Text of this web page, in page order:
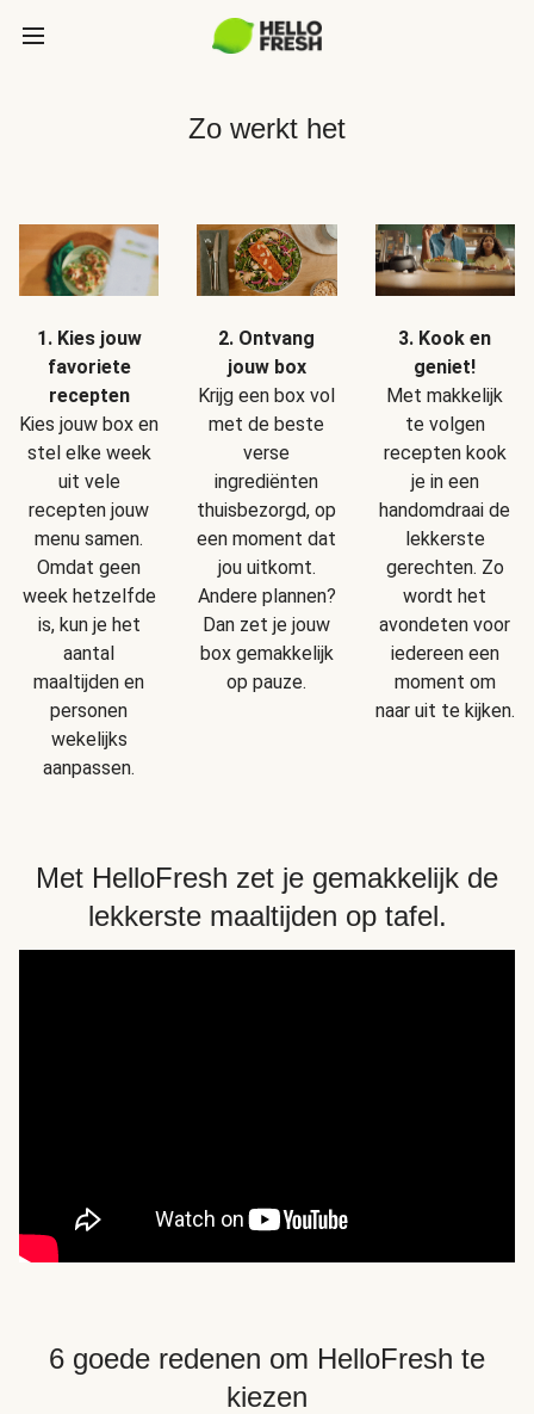
Zo werkt het
1. Kies jouw
favoriete
recepten
Kies jouw box en
stel elke week
uit vele
recepten jouw
menu samen.
Omdat geen
week hetzelfde
is, kun je het
aantal
maaltijden en
personen
wekelijks
aanpassen.
2. Ontvang
jouw box
Krijg een box vol
met de beste
verse
ingrediënten
thuisbezorgd, op
een moment dat
jou uitkomt.
Andere plannen?
Dan zet je jouw
box gemakkelijk
op pauze.
3. Kook en
geniet!
Met makkelijk
te volgen
recepten kook
je in een
handomdraai de
lekkerste
gerechten. Zo
wordt het
avondeten voor
iedereen een
moment om
naar uit te kijken.
Met HelloFresh zet je gemakkelijk de
lekkerste maaltijden op tafel.
6 goede redenen om HelloFresh te
kiezen